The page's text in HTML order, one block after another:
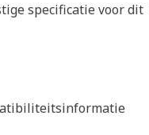
specificatie voor dit